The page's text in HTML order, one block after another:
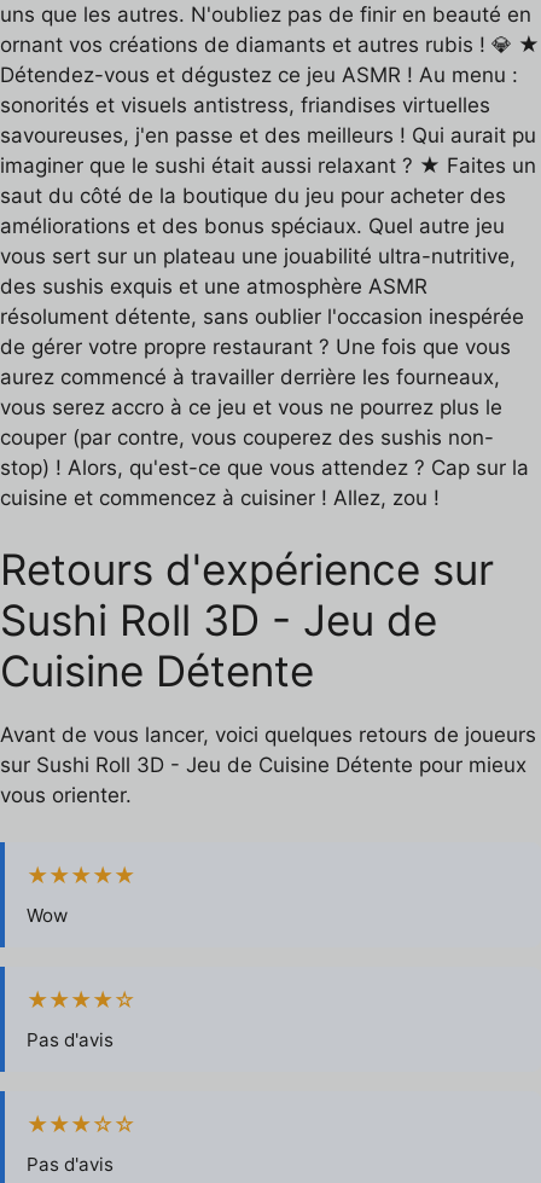
uns que les autres. N'oubliez pas de finir en beauté en
ornant vos créations de diamants et autres rubis ! 💎 ★
Détendez-vous et dégustez ce jeu ASMR ! Au menu :
sonorités et visuels antistress, friandises virtuelles
savoureuses, j'en passe et des meilleurs ! Qui aurait pu
imaginer que le sushi était aussi relaxant ? ★ Faites un
saut du côté de la boutique du jeu pour acheter des
améliorations et des bonus spéciaux. Quel autre jeu
vous sert sur un plateau une jouabilité ultra-nutritive,
des sushis exquis et une atmosphère ASMR
résolument détente, sans oublier l'occasion inespérée
de gérer votre propre restaurant ? Une fois que vous
aurez commencé à travailler derrière les fourneaux,
vous serez accro à ce jeu et vous ne pourrez plus le
couper (par contre, vous couperez des sushis non-
stop) ! Alors, qu'est-ce que vous attendez ? Cap sur la
cuisine et commencez à cuisiner ! Allez, zou !
Retours d'expérience sur
Sushi Roll 3D - Jeu de
Cuisine Détente
Avant de vous lancer, voici quelques retours de joueurs
sur Sushi Roll 3D - Jeu de Cuisine Détente pour mieux
vous orienter.
★★★★★
Wow
★★★★☆
Pas d'avis
★★★☆☆
Pas d'avis